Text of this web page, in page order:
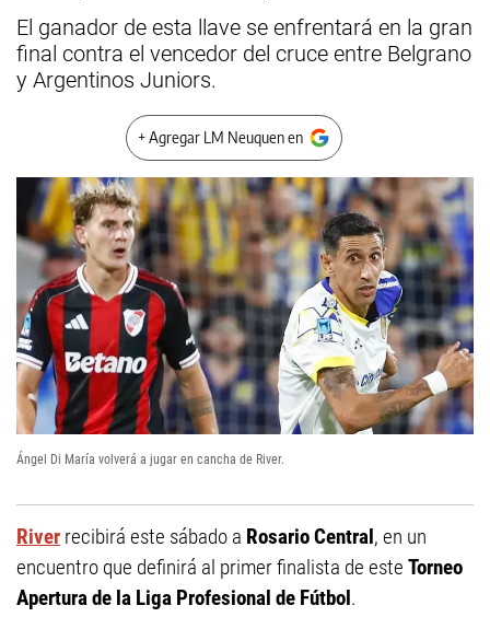
El ganador de esta llave se enfrentará en la gran
final contra el vencedor del cruce entre Belgrano
y Argentinos Juniors.
+ Agregar LM Neuquen en
Ángel Di María volverá a jugar en cancha de River.
River recibirá este sábado a Rosario Central, en un
encuentro que definirá al primer finalista de este Torneo
Apertura de la Liga Profesional de Fútbol.